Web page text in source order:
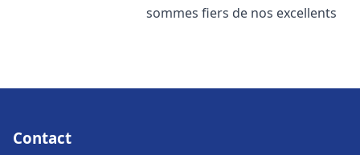
sommes fiers de nos excellents
Contact